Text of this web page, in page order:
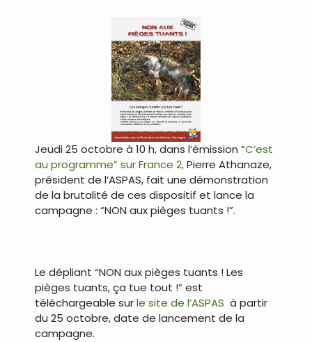
Jeudi 25 octobre à 10 h, dans l’émission “C’est
au programme” sur France 2,Pierre Athanaze,
président de l’ASPAS, fait une démonstration
de la brutalité de ces dispositif et lance la
campagne : “NON aux pièges tuants !”.
Le dépliant “NON aux pièges tuants ! Les
pièges tuants, ça tue tout !” est
téléchargeable surle site de l’ASPAS à partir
du 25 octobre, date de lancement de la
campagne.